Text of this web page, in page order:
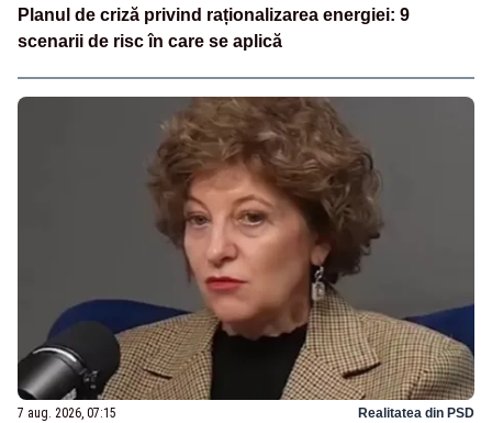
Planul de criză privind raționalizarea energiei: 9
scenarii de risc în care se aplică
7 aug. 2026, 07:15 Realitatea din PSD